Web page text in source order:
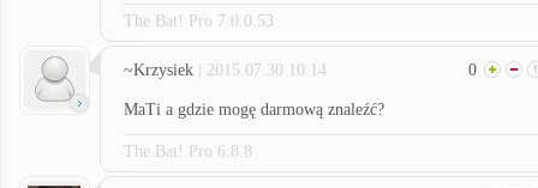
The Bat! Pro 7.0.0.53
~Krzysiek | 2015.07.30 10:14 0
MaTi a gdzie mogę darmową znaleźć?
The Bat! Pro 6.8.8